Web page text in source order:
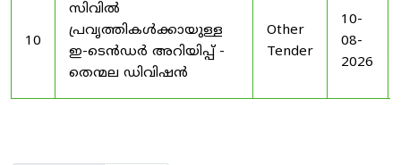
10
സിവിൽ
പ്രവൃത്തികൾക്കായുള്ള
ഇ-ടെൻഡർ അറിയിപ്പ് -
തെന്മല ഡിവിഷൻ
Other
Tender
10-
08-
2026